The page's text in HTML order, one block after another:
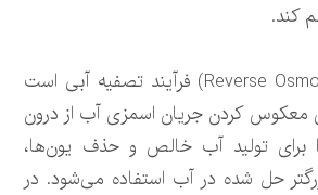
کند.
“اسمز معکوس”(Reverse Osmosis) فرآیند تصفیه آبی است
معکوس کردن جریان اسمزی آب از درون
برای تولید آب خالص و حذف یون‌ها،
حل شده در آب استفاده می‌شود. در